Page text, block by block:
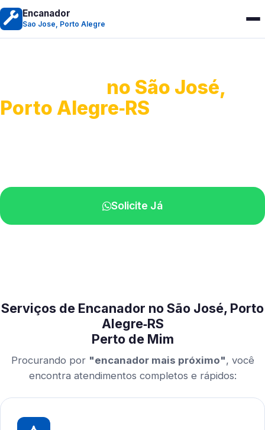
Encanador
Sao Jose, Porto Alegre
no São José,
Porto Alegre‑RS
Solicite Já
Serviços de Encanador no São José, Porto
Alegre‑RS
Perto de Mim
Procurando por "encanador mais próximo", você
encontra atendimentos completos e rápidos: